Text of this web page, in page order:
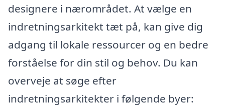
designere i nærområdet. At vælge en
indretningsarkitekt tæt på, kan give dig
adgang til lokale ressourcer og en bedre
forståelse for din stil og behov. Du kan
overveje at søge efter
indretningsarkitekter i følgende byer: